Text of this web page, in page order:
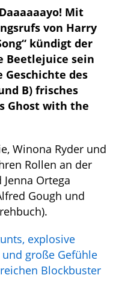
Mit
von Harry
kündigt der
Beetlejuice sein
Geschichte des
B) frisches
Ghost with the
Winona Ryder und
Rollen an der
Ortega
Gough und
explosive
große Gefühle
Blockbuster